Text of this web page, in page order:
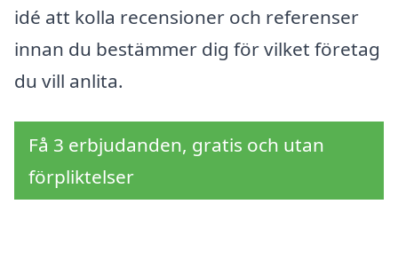
idé att kolla recensioner och referenser
innan du bestämmer dig för vilket företag
du vill anlita.
Få 3 erbjudanden, gratis och utan
förpliktelser